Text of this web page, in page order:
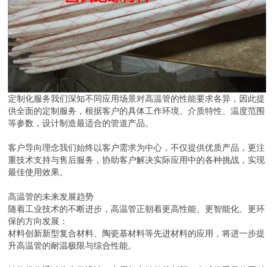
定制化服务我们深知不同应用场景对高温管的性能要求各异，因此提
供全面的定制服务，根据客户的具体工作环境、介质特性、温度范围
等参数，设计制造最适合的管道产品。
客户导向理念我们始终以客户需求为中心，不仅提供优质产品，更注
重技术支持与售后服务，协助客户解决实际应用中的各种挑战，实现
最佳使用效果。
高温管的未来发展趋势
随着工业技术的不断进步，高温管正朝着更高性能、更智能化、更环
保的方向发展：
材料创新新型复合材料、陶瓷基材料等先进材料的应用，将进一步提
升高温管的耐温极限与综合性能。